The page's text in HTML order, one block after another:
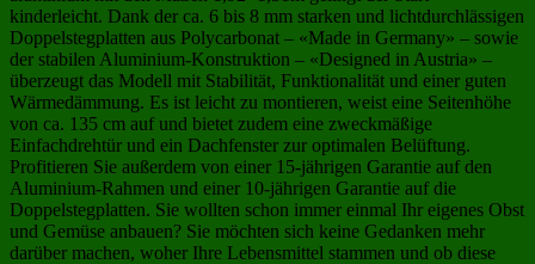
kinderleicht. Dank der ca. 6 bis 8 mm starken und lichtdurchlässigen
Doppelstegplatten aus Polycarbonat – «Made in Germany» – sowie
der stabilen Aluminium-Konstruktion – «Designed in Austria» –
überzeugt das Modell mit Stabilität, Funktionalität und einer guten
Wärmedämmung. Es ist leicht zu montieren, weist eine Seitenhöhe
von ca. 135 cm auf und bietet zudem eine zweckmäßige
Einfachdrehtür und ein Dachfenster zur optimalen Belüftung.
Profitieren Sie außerdem von einer 15-jährigen Garantie auf den
Aluminium-Rahmen und einer 10-jährigen Garantie auf die
Doppelstegplatten. Sie wollten schon immer einmal Ihr eigenes Obst
und Gemüse anbauen? Sie möchten sich keine Gedanken mehr
darüber machen, woher Ihre Lebensmittel stammen und ob diese